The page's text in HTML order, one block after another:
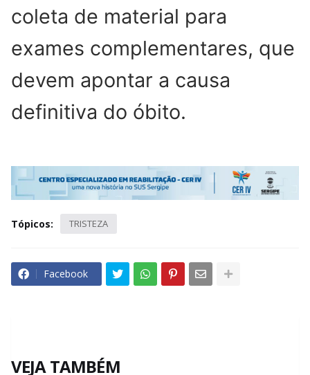
coleta de material para
exames complementares, que
devem apontar a causa
definitiva do óbito.
Tópicos: TRISTEZA
Facebook
VEJA TAMBÉM